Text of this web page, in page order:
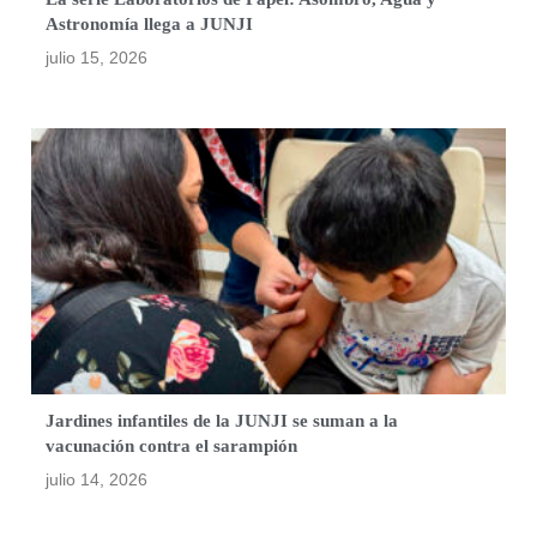
Astronomía llega a JUNJI
julio 15, 2026
Jardines infantiles de la JUNJI se suman a la
vacunación contra el sarampión
julio 14, 2026